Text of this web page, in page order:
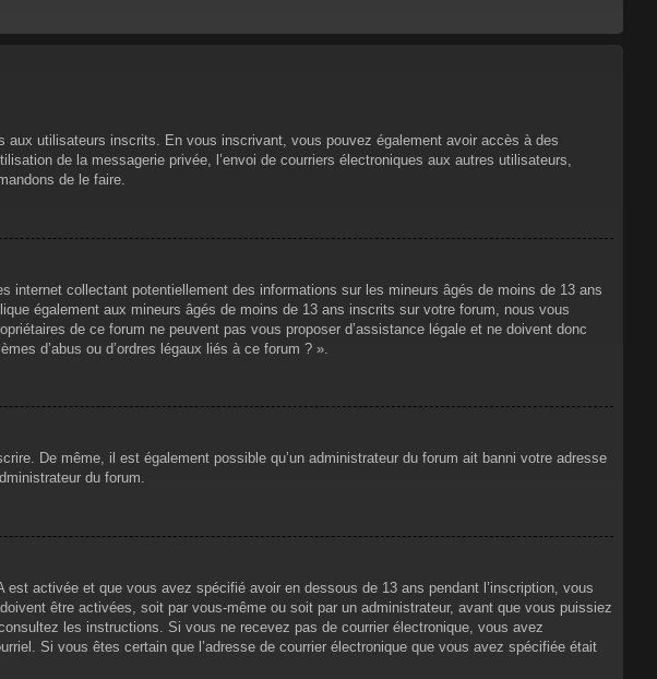
aux utilisateurs inscrits. En vous inscrivant, vous pouvez également avoir accès à des
de la messagerie privée, l’envoi de courriers électroniques aux autres utilisateurs,
de le faire.
internet collectant potentiellement des informations sur les mineurs âgés de moins de 13 ans
également aux mineurs âgés de moins de 13 ans inscrits sur votre forum, nous vous
de ce forum ne peuvent pas vous proposer d’assistance légale et ne doivent donc
d’abus ou d’ordres légaux liés à ce forum ? ».
De même, il est également possible qu’un administrateur du forum ait banni votre adresse
du forum.
activée et que vous avez spécifié avoir en dessous de 13 ans pendant l’inscription, vous
être activées, soit par vous-même ou soit par un administrateur, avant que vous puissiez
les instructions. Si vous ne recevez pas de courrier électronique, vous avez
Si vous êtes certain que l’adresse de courrier électronique que vous avez spécifiée était